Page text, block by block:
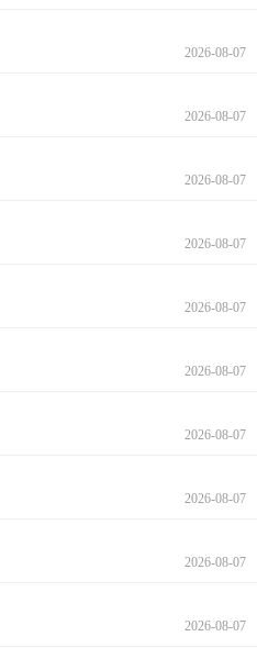
2026-08-07
2026-08-07
2026-08-07
2026-08-07
2026-08-07
2026-08-07
2026-08-07
2026-08-07
2026-08-07
2026-08-07